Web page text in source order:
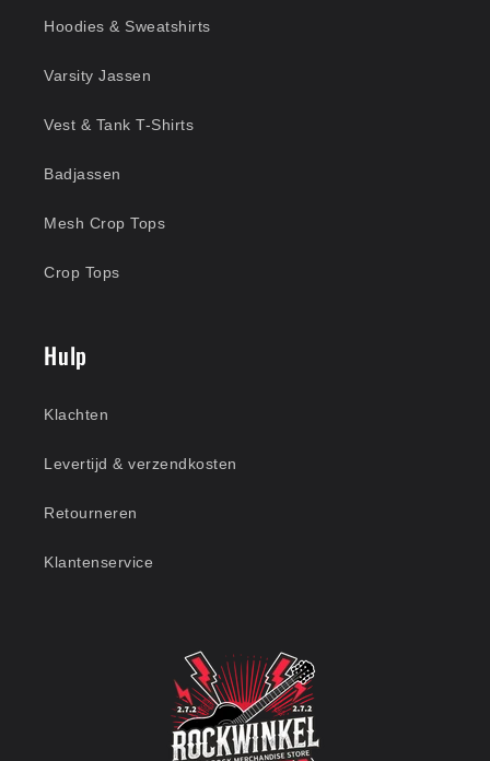
Hoodies & Sweatshirts
Varsity Jassen
Vest & Tank T-Shirts
Badjassen
Mesh Crop Tops
Crop Tops
Hulp
Klachten
Levertijd & verzendkosten
Retourneren
Klantenservice